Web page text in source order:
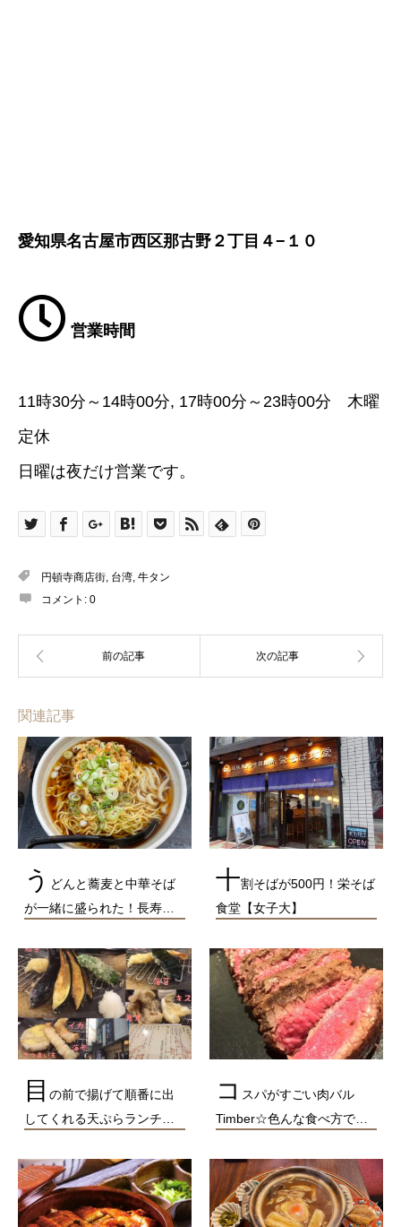
愛知県名古屋市西区那古野２丁目４−１０
営業時間
11時30分～14時00分, 17時00分～23時00分 木曜
定休
日曜は夜だけ営業です。
円頓寺商店街, 台湾, 牛タン
コメント: 0
関連記事
う
どんと蕎麦と中華そば
が一緒に盛られた！長寿…
十割そばが500円！栄そば
食堂【女子大】
目 の前で揚げて順番に出
してくれる天ぷらランチ…
コ スパがすごい肉バル
Timber☆色んな食べ方で…